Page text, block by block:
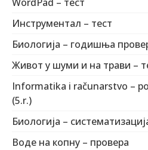
Инструментал – тест
Биологија – годишња
Живот у шуми и на трави –
Informatika i računarstvo –
(5.r.)
Биологија –
Воде на копну – провера